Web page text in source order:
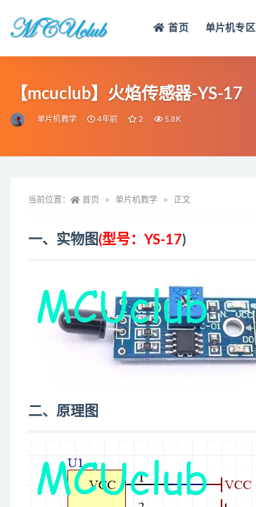
首页 单片机专区
【mcuclub】火焰传感器-YS-17
单片机教学 4年前 2 5.8K
当前位置： 首页 单片机教学 正文
一、实物图(型号：YS-17)
二、原理图